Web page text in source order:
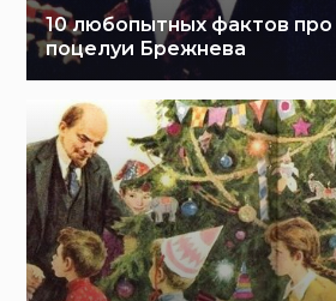
10 любопытных фактов
поцелуи Брежнева